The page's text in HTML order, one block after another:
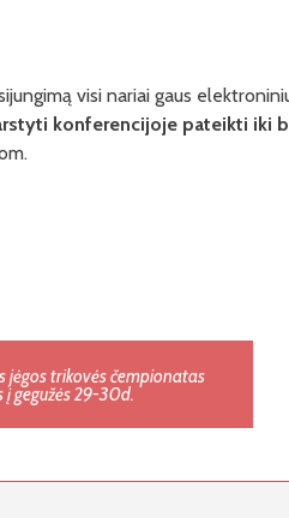
visi nariai gaus
konferencijoje pateikti iki
jėgos trikovės čempionatas
į gegužės 29-30d.